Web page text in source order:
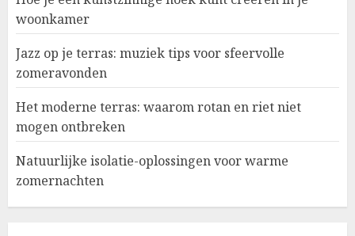
woonkamer
Jazz op je terras: muziek tips voor sfeervolle
zomeravonden
Het moderne terras: waarom rotan en riet niet
mogen ontbreken
Natuurlijke isolatie-oplossingen voor warme
zomernachten